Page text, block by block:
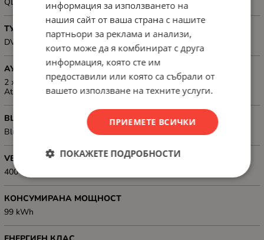
QLED
ТУНЕР
DVB-T/T2/C/S/S2
АУДИО
2 x 12W, Dolby Digital, Dolby Digital Plus, Dolby AC-4, Dolby
Atmos, Harman-Kardon Technology
BLUETOOTH
Bluetooth
VESA, РАЗМЕР
400 x 200 mm
КОНСУМИРАНА МОЩНОСТ
99 kWh
информация за използването на
нашия сайт от ваша страна с нашите
партньори за реклама и анализи,
които може да я комбинират с друга
информация, която сте им
предоставили или която са събрали от
вашето използване на техните услуги.
ПРИЕМЕТЕ ВСИЧКИ
ПОКАЖЕТЕ ПОДРОБНОСТИ